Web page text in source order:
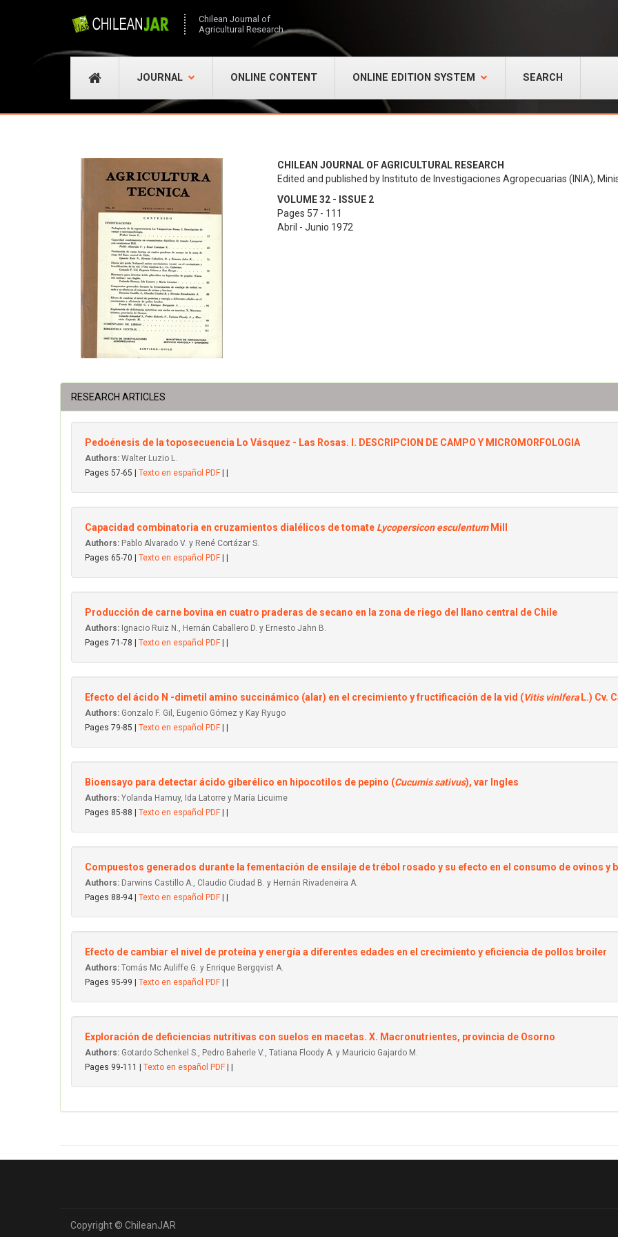
Chilean Journal of
Agricultural Research
JOURNAL ONLINE CONTENT ONLINE EDITION SYSTEM SEARCH
CHILEAN JOURNAL OF AGRICULTURAL RESEARCH
Edited and published by Instituto de Investigaciones Agropecuarias (INIA),
VOLUME 32 - ISSUE 2
Pages 57 - 111
Abril - Junio 1972
RESEARCH ARTICLES
Pedoénesis de la toposecuencia Lo Vásquez - Las Rosas. I. DESCRIPCION DE CAMPO Y MICROMORFOLOGIA
Authors: Walter Luzio L.
Pages 57-65 | Texto en español PDF
Capacidad combinatoria en cruzamientos dialélicos de tomate Lycopersicon esculentum Mill
Authors: Pablo Alvarado V. y René Cortázar S.
Pages 65-70 | Texto en español PDF
Producción de carne bovina en cuatro praderas de secano en la zona de riego del llano central de Chile
Authors: Ignacio Ruiz N., Hernán Caballero D. y Ernesto Jahn B.
Pages 71-78 | Texto en español PDF
Efecto del ácido N -dimetil amino succinámico (alar) en el crecimiento y fructificación de la vid (Vitis vinlfera L.) Cv.
Authors: Gonzalo F. Gil, Eugenio Gómez y Kay Ryugo
Pages 79-85 | Texto en español PDF
Bioensayo para detectar ácido giberélico en hipocotilos de pepino (Cucumis sativus), var Ingles
Authors: Yolanda Hamuy, Ida Latorre y María Licuime
Pages 85-88 | Texto en español PDF
Compuestos generados durante la fementación de ensilaje de trébol rosado y su efecto en el consumo de ovinos y
Authors: Darwins Castillo A., Claudio Ciudad B. y Hernán Rivadeneira A.
Pages 88-94 | Texto en español PDF
Efecto de cambiar el nivel de proteína y energía a diferentes edades en el crecimiento y eficiencia de pollos broiler
Authors: Tomás Mc Auliffe G. y Enrique Bergqvist A.
Pages 95-99 | Texto en español PDF
Exploración de deficiencias nutritivas con suelos en macetas. X. Macronutrientes, provincia de Osorno
Authors: Gotardo Schenkel S., Pedro Baherle V., Tatiana Floody A. y Mauricio Gajardo M.
Pages 99-111 | Texto en español PDF
Copyright © ChileanJAR